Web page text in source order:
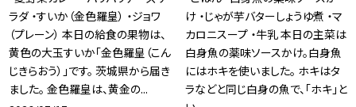
ラダ ・すいか（金色羅皇） ・ジョワ
（プレーン） 本日の給食の果物は、
黄色の大玉すいか「金色羅皇（こん
じきらおう）」です。 茨城県から届き
ました。 金色羅皇は、黄金の...
け ・じゃが芋バターしょうゆ煮 ・マ
カロニスープ ・牛乳 本日の主菜は
白身魚の薬味ソースかけ。白身魚
にはホキを使いました。 ホキはタ
ラなどと同じ白身の魚で、「ホキ」と